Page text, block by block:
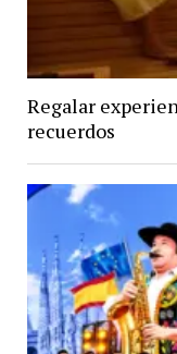
Regalar
recuerdos